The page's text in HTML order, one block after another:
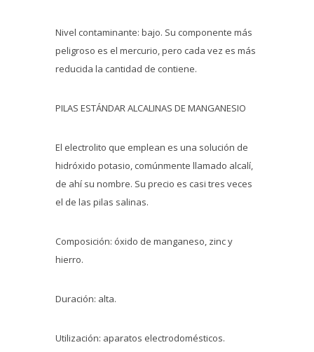
Nivel contaminante: bajo. Su componente más
peligroso es el mercurio, pero cada vez es más
reducida la cantidad de contiene.
PILAS ESTÁNDAR ALCALINAS DE MANGANESIO
El electrolito que emplean es una solución de
hidróxido potasio, comúnmente llamado alcalí,
de ahí su nombre. Su precio es casi tres veces
el de las pilas salinas.
Composición: óxido de manganeso, zinc y
hierro.
Duración: alta.
Utilización: aparatos electrodomésticos.